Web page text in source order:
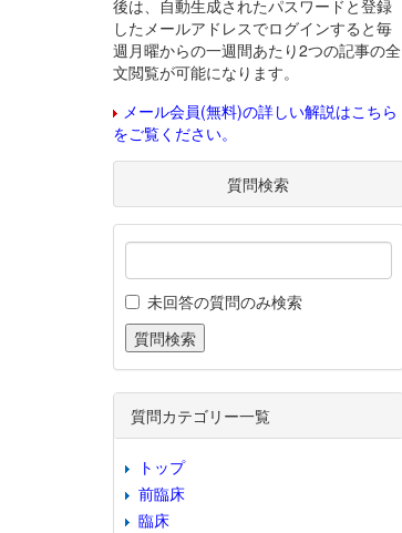
後は、自動生成されたパスワードと登録
したメールアドレスでログインすると毎
週月曜からの一週間あたり2つの記事の全
文閲覧が可能になります。
メール会員(無料)の詳しい解説はこちら
をご覧ください。
質問検索
未回答の質問のみ検索
質問カテゴリー一覧
トップ
前臨床
臨床